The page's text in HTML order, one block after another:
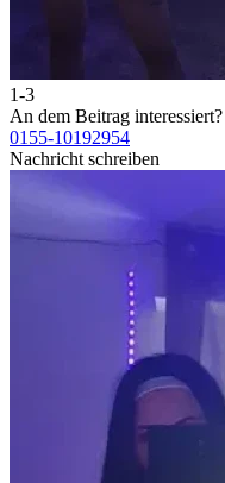
1-3
An dem Beitrag interessiert?
0155-10192954
Nachricht schreiben